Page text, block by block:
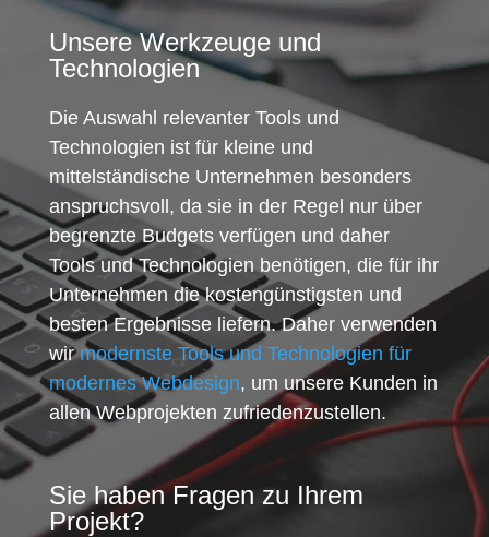
Unsere Werkzeuge und
Technologien
Die Auswahl relevanter Tools und
Technologien ist für kleine und
mittelständische Unternehmen besonders
anspruchsvoll, da sie in der Regel nur über
begrenzte Budgets verfügen und daher
Tools und Technologien benötigen, die für ihr
Unternehmen die kostengünstigsten und
besten Ergebnisse liefern. Daher verwenden
wirmodernste Tools und Technologien für
modernes Webdesign, um unsere Kunden in
allen Webprojekten zufriedenzustellen.
Sie haben Fragen zu Ihrem
Projekt?